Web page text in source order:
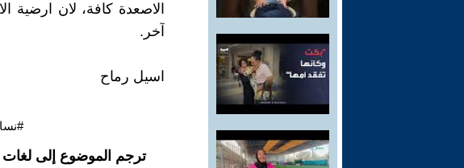
الاصعدة كافة، لان ارضية
آخر.
اسيل رماح
ترجم الموضوع إلى